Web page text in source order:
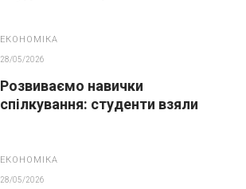
ЕКОНОМІКА
28/05/2026
Розвиваємо навички
спілкування: студенти взяли
ЕКОНОМІКА
28/05/2026